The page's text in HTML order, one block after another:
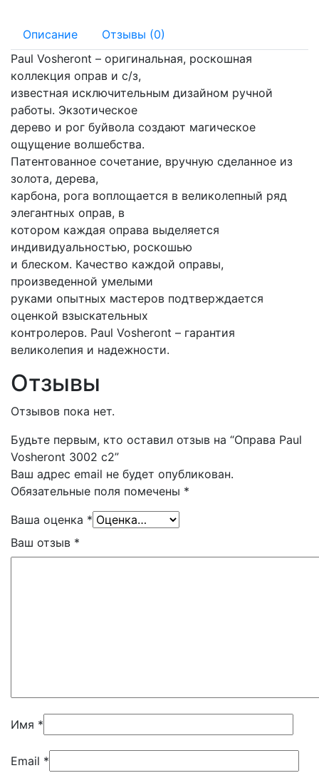
Описание
Отзывы (0)
Paul Vosheront – оригинальная, роскошная
коллекция оправ и с/з,
известная исключительным дизайном ручной
работы. Экзотическое
дерево и рог буйвола создают магическое
ощущение волшебства.
Патентованное сочетание, вручную сделанное из
золота, дерева,
карбона, рога воплощается в великолепный ряд
элегантных оправ, в
котором каждая оправа выделяется
индивидуальностью, роскошью
и блеском. Качество каждой оправы,
произведенной умелыми
руками опытных мастеров подтверждается
оценкой взыскательных
контролеров. Paul Vosheront – гарантия
великолепия и надежности.
Отзывы
Отзывов пока нет.
Будьте первым, кто оставил отзыв на “Оправа Paul
Vosheront 3002 c2”
Ваш адрес email не будет опубликован.
Обязательные поля помечены *
Ваша оценка *
Ваш отзыв *
Имя *
Email *